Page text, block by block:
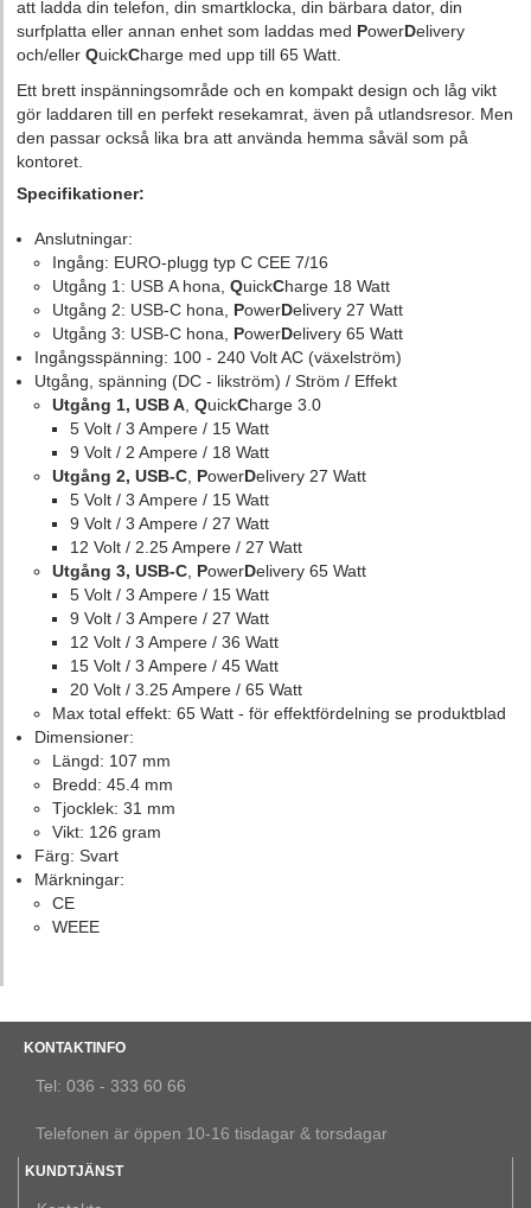
att ladda din telefon, din smartklocka, din bärbara dator, din
surfplatta eller annan enhet som laddas med PowerDelivery
och/eller QuickCharge med upp till 65 Watt.
Ett brett inspänningsområde och en kompakt design och låg vikt
gör laddaren till en perfekt resekamrat, även på utlandsresor. Men
den passar också lika bra att använda hemma såväl som på
kontoret.
Specifikationer:
Anslutningar:
Ingång: EURO-plugg typ C CEE 7/16
Utgång 1: USB A hona, QuickCharge 18 Watt
Utgång 2: USB-C hona, PowerDelivery 27 Watt
Utgång 3: USB-C hona, PowerDelivery 65 Watt
Ingångsspänning: 100 - 240 Volt AC (växelström)
Utgång, spänning (DC - likström) / Ström / Effekt
Utgång 1, USB A, QuickCharge 3.0
5 Volt / 3 Ampere / 15 Watt
9 Volt / 2 Ampere / 18 Watt
Utgång 2, USB-C, PowerDelivery 27 Watt
5 Volt / 3 Ampere / 15 Watt
9 Volt / 3 Ampere / 27 Watt
12 Volt / 2.25 Ampere / 27 Watt
Utgång 3, USB-C, PowerDelivery 65 Watt
5 Volt / 3 Ampere / 15 Watt
9 Volt / 3 Ampere / 27 Watt
12 Volt / 3 Ampere / 36 Watt
15 Volt / 3 Ampere / 45 Watt
20 Volt / 3.25 Ampere / 65 Watt
Max total effekt: 65 Watt - för effektfördelning se produktblad
Dimensioner:
Längd: 107 mm
Bredd: 45.4 mm
Tjocklek: 31 mm
Vikt: 126 gram
Färg: Svart
Märkningar:
CE
WEEE
KONTAKTINFO
Tel: 036 - 333 60 66
Telefonen är öppen 10-16 tisdagar & torsdagar
KUNDTJÄNST